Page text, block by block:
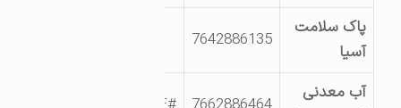
پاک سلامت
7642886135
آب معدنی